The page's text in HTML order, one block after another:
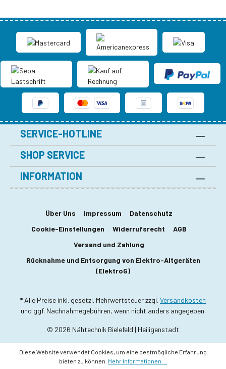
SERVICE-HOTLINE
SHOP SERVICE
INFORMATION
Über Uns Impressum
Datenschutz
Cookie-Einstellungen
Widerrufsrecht
AGB
Versand und Zahlung
Rücknahme und Entsorgung von Elektro-Altgeräten
(ElektroG)
* Alle Preise inkl. gesetzl. Mehrwertsteuer zzgl. Versandkosten
und ggf. Nachnahmegebühren, wenn nicht anders angegeben.
© 2026 Nähtechnik Bielefeld | Heiligenstadt
Diese Website verwendet Cookies, um eine bestmögliche Erfahrung
bieten zu können. Mehr Informationen ...